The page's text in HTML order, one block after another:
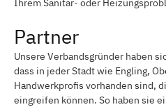
Partner
Unsere Verbandsgründer haben
dass in jeder Stadt wie Engling,
Handwerkprofis vorhanden sind,
eingreifen können. So haben sie